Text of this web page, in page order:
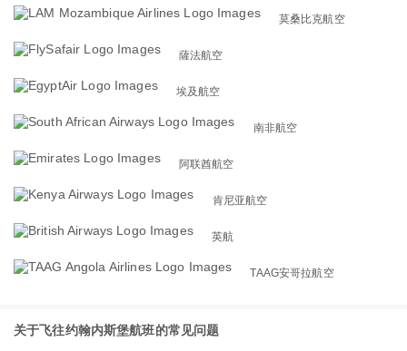
莫桑比克航空
薩法航空
埃及航空
南非航空
阿联酋航空
肯尼亚航空
英航
TAAG安哥拉航空
关于飞往约翰内斯堡航班的常见问题